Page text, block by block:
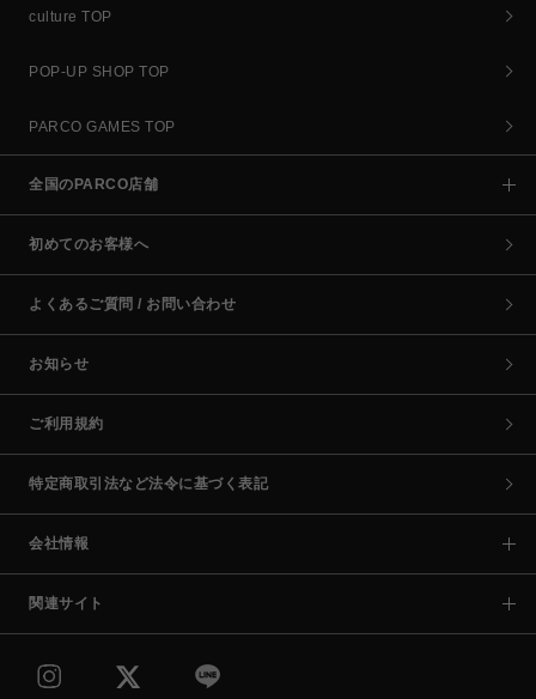
culture TOP
POP-UP SHOP TOP
PARCO GAMES TOP
全国のPARCO店舗
初めてのお客様へ
よくあるご質問 / お問い合わせ
お知らせ
ご利用規約
特定商取引法など法令に基づく表記
会社情報
関連サイト